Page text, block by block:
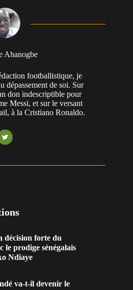
Ahanogbe
footballistique, je
dépassement de soi. Sur
don indescriptible pour
Messi, et sur le versant
à la Cristiano Ronaldo.
décision forte du
le prodige sénégalais
Ndiaye
va-t-il devenir le